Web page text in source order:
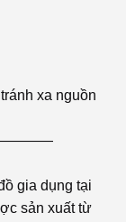
xa nguồn
gia dụng tại
sản xuất từ